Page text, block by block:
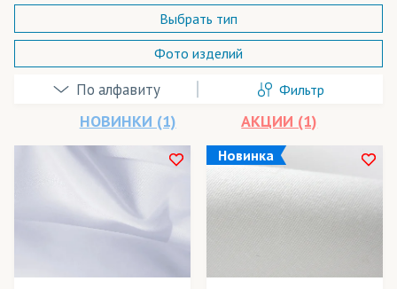
Арт Канва
Атлас
БлекАут/Блэкаут
Выбрать тип
Фото изделий
Фильтр
НОВИНКИ (1) АКЦИИ (1)
В наличии
Новинка